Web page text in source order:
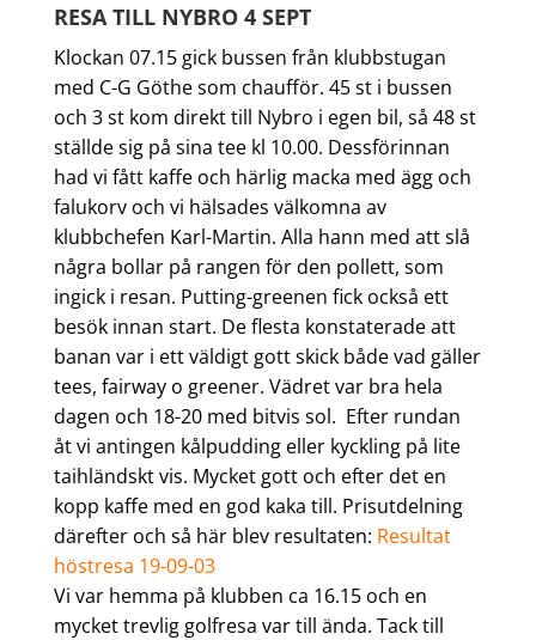
RESA TILL NYBRO 4 SEPT
Klockan 07.15 gick bussen från klubbstugan
med C-G Göthe som chaufför. 45 st i bussen
och 3 st kom direkt till Nybro i egen bil, så 48 st
ställde sig på sina tee kl 10.00. Dessförinnan
had vi fått kaffe och härlig macka med ägg och
falukorv och vi hälsades välkomna av
klubbchefen Karl-Martin. Alla hann med att slå
några bollar på rangen för den pollett, som
ingick i resan. Putting-greenen fick också ett
besök innan start. De flesta konstaterade att
banan var i ett väldigt gott skick både vad gäller
tees, fairway o greener. Vädret var bra hela
dagen och 18-20 med bitvis sol. Efter rundan
åt vi antingen kålpudding eller kyckling på lite
taihländskt vis. Mycket gott och efter det en
kopp kaffe med en god kaka till. Prisutdelning
därefter och så här blev resultaten: Resultat
höstresa 19-09-03
Vi var hemma på klubben ca 16.15 och en
mycket trevlig golfresa var till ända. Tack till